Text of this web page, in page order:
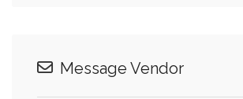
Message Vendor